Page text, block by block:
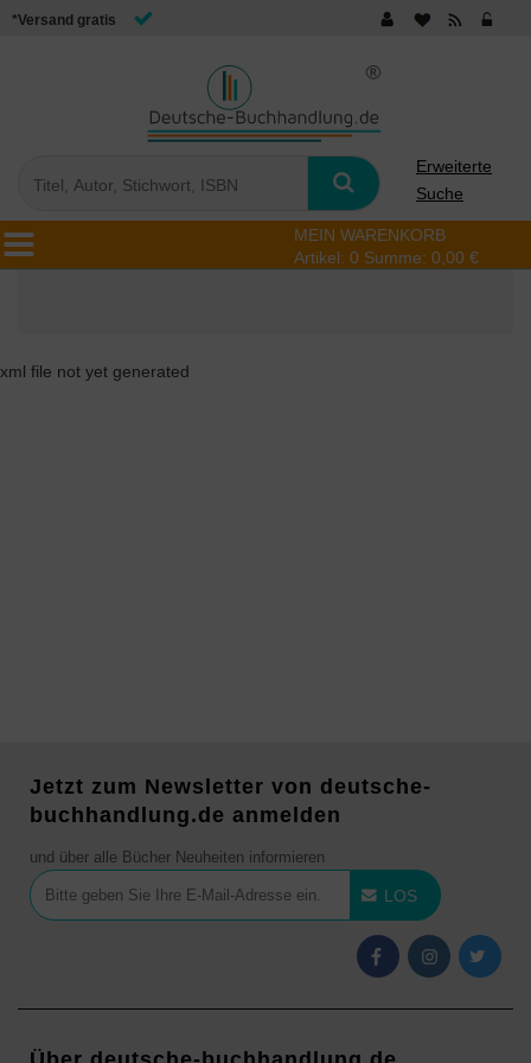
*Versand gratis
Erweiterte
Suche
MEIN WARENKORB
Artikel: 0 Summe: 0,00 €
xml file not yet generated
Jetzt zum Newsletter von deutsche-
buchhandlung.de anmelden
und über alle Bücher Neuheiten informieren
LOS